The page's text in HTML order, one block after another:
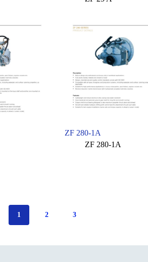
ZF 280-1A
ZF 280-1A
1 2 3